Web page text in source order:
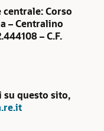
Corso
– Centralino
– C.F.
questo sito,